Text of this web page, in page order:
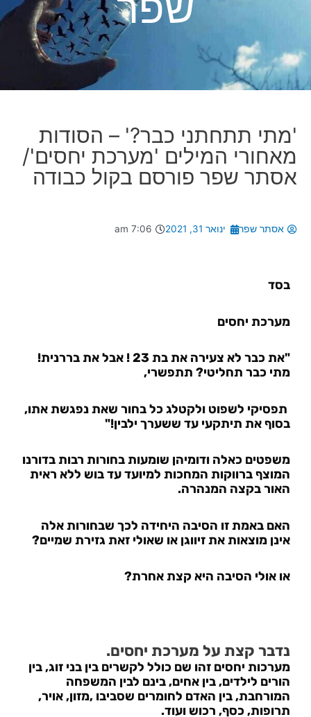
'מתי תתחתני כבר?' – הסודות
מאחורי המילים 'מערכת יחסים'/
אסתר שפר פורסם בקול כבודה
אסתר שפר ינואר 31, 2021 7:06 am
בסד
מערכת יחסים
"את כבר לא צעירה את בת 23 ! אבל את בררנית!
מתי כבר תחליטי? תתפשרי,
תפסיקי לשפוט ולקטלג כל בחור שאת נפגשת אתו,
בסוף את תיתקעי עד ששערך ילבין!"
משפטים כאלה ודומיהן שומעות בחורות רבות בדורנו
המוצף ברווקות המחכות למיועד עד בוש ללא ראית
האור בקצה המנהרה.
האם באמת זו הסיבה היחידה לכך שבחורות אלה
אינן מוצאות את זיווגן או שאולי זאת גזירת שמיים?
או אולי הסיבה היא קצת אחרת?
נדבר קצת על מערכת יחסים.
מערכות יחסים זהו שם כולל לקשרים בין בני זוג, בין
הורים לילדים, בין אחים, בינם לבין המשפחה
המורחבת, בין האדם לחומרים שסביבו ,מזון, אויר,
תרופות, כסף, רכוש ועוד.